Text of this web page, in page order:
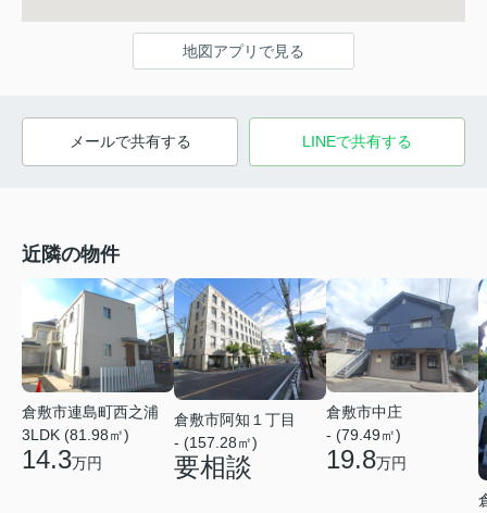
地図アプリで見る
メールで共有する LINEで共有する
近隣の物件
倉敷市連島町西之浦
3LDK (81.98㎡)
14.3万円
倉敷市阿知１丁目
- (157.28㎡)
要相談
倉敷市中庄
- (79.49㎡)
19.8万円